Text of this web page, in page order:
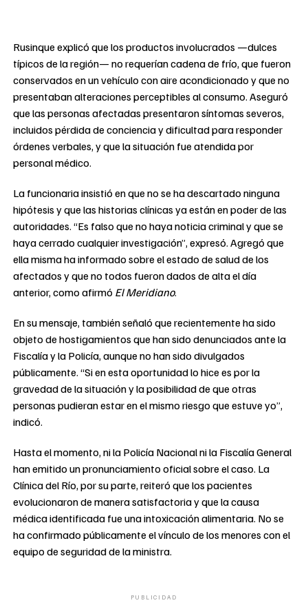
Rusinque explicó que los productos involucrados —dulces
típicos de la región— no requerían cadena de frío, que fueron
conservados en un vehículo con aire acondicionado y que no
presentaban alteraciones perceptibles al consumo. Aseguró
que las personas afectadas presentaron síntomas severos,
incluidos pérdida de conciencia y dificultad para responder
órdenes verbales, y que la situación fue atendida por
personal médico.
La funcionaria insistió en que no se ha descartado ninguna
hipótesis y que las historias clínicas ya están en poder de las
autoridades. “Es falso que no haya noticia criminal y que se
haya cerrado cualquier investigación”, expresó. Agregó que
ella misma ha informado sobre el estado de salud de los
afectados y que no todos fueron dados de alta el día
anterior, como afirmó El Meridiano.
En su mensaje, también señaló que recientemente ha sido
objeto de hostigamientos que han sido denunciados ante la
Fiscalía y la Policía, aunque no han sido divulgados
públicamente. “Si en esta oportunidad lo hice es por la
gravedad de la situación y la posibilidad de que otras
personas pudieran estar en el mismo riesgo que estuve yo”,
indicó.
Hasta el momento, ni la Policía Nacional ni la Fiscalía General
han emitido un pronunciamiento oficial sobre el caso. La
Clínica del Río, por su parte, reiteró que los pacientes
evolucionaron de manera satisfactoria y que la causa
médica identificada fue una intoxicación alimentaria. No se
ha confirmado públicamente el vínculo de los menores con el
equipo de seguridad de la ministra.
PUBLICIDAD